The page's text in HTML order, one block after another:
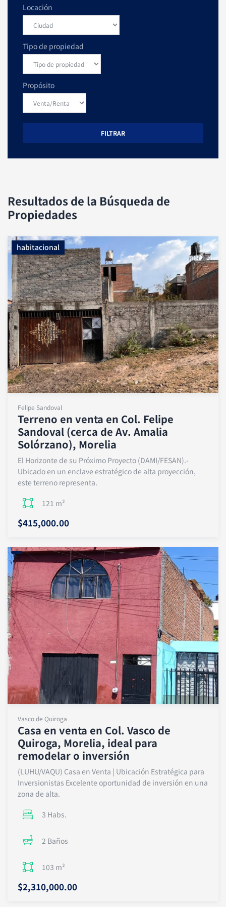
Locación
Tipo de propiedad
Propósito
FILTRAR
Resultados de la Búsqueda de
Propiedades
habitacional
Felipe Sandoval
Terreno en venta en Col. Felipe
Sandoval (cerca de Av. Amalia
Solórzano), Morelia
El Horizonte de su Próximo Proyecto (DAMI/FESAN).-
Ubicado en un enclave estratégico de alta proyección,
este terreno representa.
121 m²
$415,000.00
Vasco de Quiroga
Casa en venta en Col. Vasco de
Quiroga, Morelia, ideal para
remodelar o inversión
(LUHU/VAQU) Casa en Venta | Ubicación Estratégica para
Inversionistas Excelente oportunidad de inversión en una
zona de alta.
3 Habs.
2 Baños
103 m²
$2,310,000.00